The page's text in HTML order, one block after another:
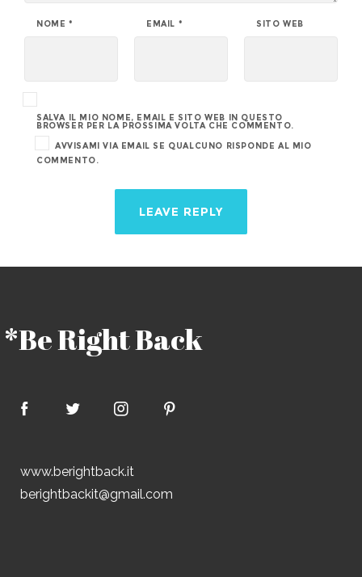
NOME * EMAIL * SITO WEB
SALVA IL MIO NOME, EMAIL E SITO WEB IN QUESTO
BROWSER PER LA PROSSIMA VOLTA CHE COMMENTO.
AVVISAMI VIA EMAIL SE QUALCUNO RISPONDE AL MIO
COMMENTO.
*Be Right Back
www.berightback.it
berightbackit@gmail.com